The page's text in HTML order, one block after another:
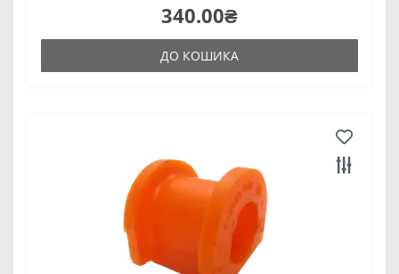
340.00₴
ДО КОШИКА